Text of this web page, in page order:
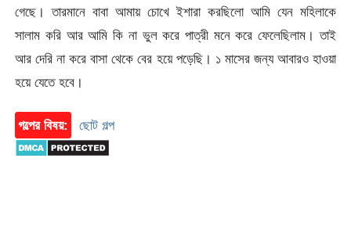
গেছে। তারমানে বাবা আমায় চোখে ইশারা করছিলো আমি যেন মহিলাকে
সালাম করি আর আমি কি না ভুল করে পাত্রী মনে করে ফেলেছিলাম। তাই
আর দেরি না করে বাসা থেকে বের হয়ে পড়েছি। ১ মাসের জন্য আবারও হাওয়া
হয়ে যেতে হবে।
গল্পের বিষয়: ছোট গল্প